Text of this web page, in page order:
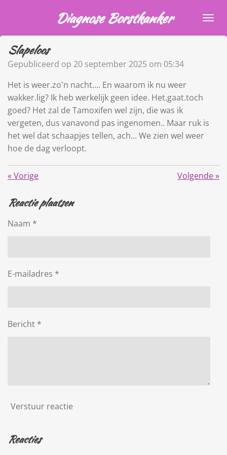
naar
de
hoofdinhoud
Diagnose Borstkanker
Slapeloos
Gepubliceerd op 20 september 2025 om 05:34
Het is weer.zo'n nacht.... En waarom ik nu weer
wakker.lig? Ik heb werkelijk geen idee. Het.gaat.toch
goed? Het zal de Tamoxifen wel zijn, die was ik
vergeten, dus vanavond pas ingenomen.. Maar ruk is
het wel dat schaapjes tellen, ach... We zien wel weer
hoe de dag verloopt.
« Vorige Volgende»
Reactie plaatsen
Naam *
E-mailadres *
Bericht *
Verstuur reactie
Reacties